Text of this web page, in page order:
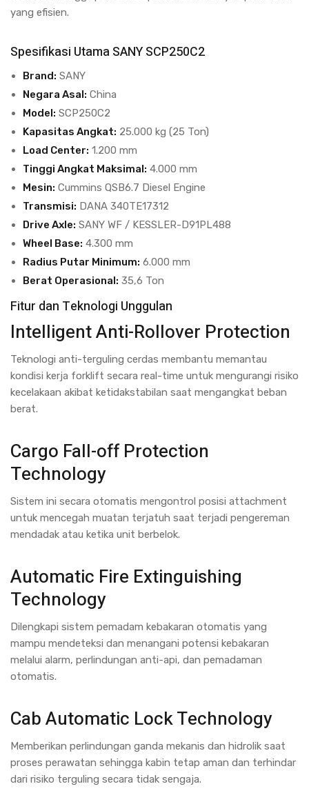
yang efisien.
Spesifikasi Utama SANY SCP250C2
Brand: SANY
Negara Asal: China
Model: SCP250C2
Kapasitas Angkat: 25.000 kg (25 Ton)
Load Center: 1.200 mm
Tinggi Angkat Maksimal: 4.000 mm
Mesin: Cummins QSB6.7 Diesel Engine
Transmisi: DANA 340TE17312
Drive Axle: SANY WF / KESSLER-D91PL488
Wheel Base: 4.300 mm
Radius Putar Minimum: 6.000 mm
Berat Operasional: 35,6 Ton
Fitur dan Teknologi Unggulan
Intelligent Anti-Rollover Protection
Teknologi anti-terguling cerdas membantu memantau
kondisi kerja forklift secara real-time untuk mengurangi risiko
kecelakaan akibat ketidakstabilan saat mengangkat beban
berat.
Cargo Fall-off Protection
Technology
Sistem ini secara otomatis mengontrol posisi attachment
untuk mencegah muatan terjatuh saat terjadi pengereman
mendadak atau ketika unit berbelok.
Automatic Fire Extinguishing
Technology
Dilengkapi sistem pemadam kebakaran otomatis yang
mampu mendeteksi dan menangani potensi kebakaran
melalui alarm, perlindungan anti-api, dan pemadaman
otomatis.
Cab Automatic Lock Technology
Memberikan perlindungan ganda mekanis dan hidrolik saat
proses perawatan sehingga kabin tetap aman dan terhindar
dari risiko terguling secara tidak sengaja.